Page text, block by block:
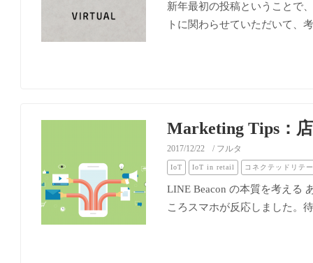
新年最初の投稿ということで
トに関わらせていただいて、
Marketing Tips：
2017/12/22 / フルタ
IoT IoT in retail コネクテッドリテ
LINE Beacon の本質を考える
ころスマホが反応しました。